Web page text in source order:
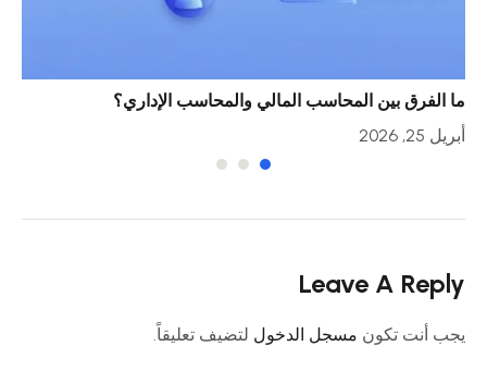
ما الفرق بين المحاسب المالي والمحاسب الإداري؟
أبريل 25, 2026
Leave A Reply
يجب أنت تكون مسجل الدخول لتضيف تعليقاً.